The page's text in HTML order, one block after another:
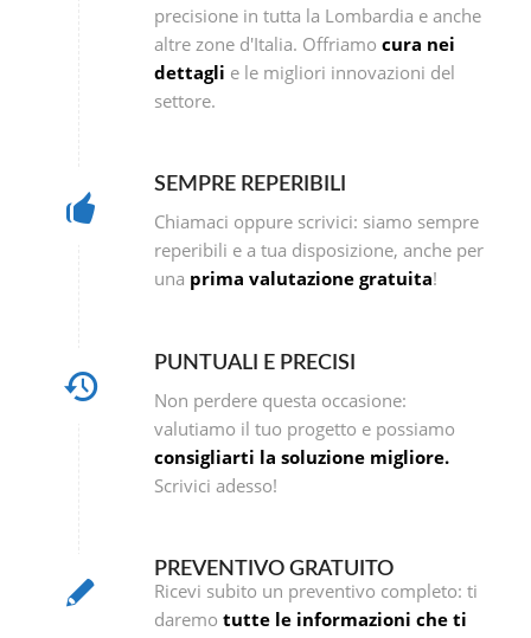
precisione in tutta la Lombardia e anche
altre zone d'Italia. Offriamo cura nei
dettagli e le migliori innovazioni del
settore.
SEMPRE REPERIBILI
Chiamaci oppure scrivici: siamo sempre
reperibili e a tua disposizione, anche per
una prima valutazione gratuita!
PUNTUALI E PRECISI
Non perdere questa occasione:
valutiamo il tuo progetto e possiamo
consigliarti la soluzione migliore.
Scrivici adesso!
PREVENTIVO GRATUITO
Ricevi subito un preventivo completo: ti
daremo tutte le informazioni che ti